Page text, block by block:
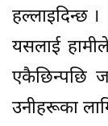
हल्लाइदिन्छ ।
यसलाई
एकैछिन्पछि
उनीहरूका